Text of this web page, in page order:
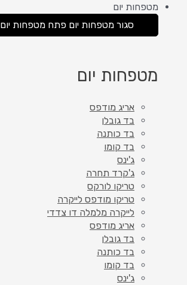
מטפחות יום
סגור מטפחות יום פתח מטפחות יום
מטפחות יום
אריג מודפס
בד גובלן
בד כותנה
בד קומו
ג'ינס
ג'קרד תחרה
טריקו לורקס
טריקו מודפס לייקרה
לייקרה מלמלה דו צדדי
אריג מודפס
בד גובלן
בד כותנה
בד קומו
ג'ינס